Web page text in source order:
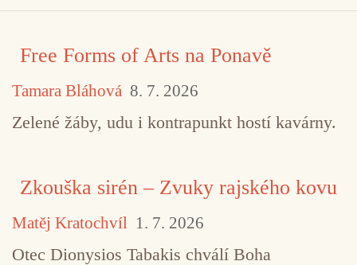
Free Forms of Arts na Ponavě
Tamara Bláhová 8. 7. 2026
Zelené žáby, udu i kontrapunkt hostí kavárny.
Zkouška sirén – Zvuky rajského kovu
Matěj Kratochvíl 1. 7. 2026
Otec Dionysios Tabakis chválí Boha